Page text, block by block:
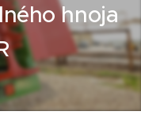
hnoja